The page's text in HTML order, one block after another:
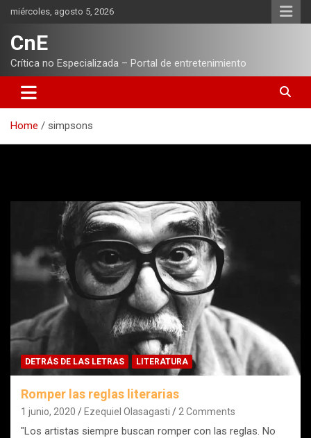
content
miércoles, agosto 5, 2026
CnE
Crítica no Especializada – Portal de entretenimiento
Home simpsons
DETRÁS DE LAS LETRAS LITERATURA
Romper las reglas literarias
1 junio, 2020 Ezequiel Olasagasti 2 Comments
"Los artistas siempre buscan romper con las reglas. No